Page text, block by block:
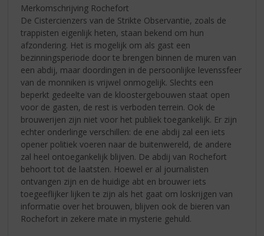
Merkomschrijving Rochefort
De Cistercienzers van de Strikte Observantie, zoals de
trappisten eigenlijk heten, staan bekend om hun
afzondering. Het is mogelijk om als gast een
bezinningsperiode door te brengen binnen de muren van
een abdij, maar doordingen in de persoonlijke levenssfeer
van de monniken is vrijwel onmogelijk. Slechts een
beperkt gedeelte van de kloostergebouwen staat open
voor de gasten, de rest is verboden terrein. Ook de
brouwerijen zijn niet voor het publiek toegankelijk. Er zijn
echter onderlinge verschillen: de ene abdij zal een iets
opener politiek voeren naar de buitenwereld, de andere
zal heel ontoegankelijk blijven. De abdij van Rochefort
behoort tot de laatsten. Hoewel er al journalisten
ontvangen zijn en de huidige abt en brouwer iets
toegeeflijker lijken te zijn als het gaat om loskrijgen van
informatie over het brouwen, blijven ook de bieren van
Rochefort in zekere mate in mysterie gehuld.